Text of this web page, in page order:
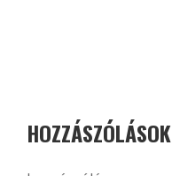
HOZZÁSZÓLÁSOK